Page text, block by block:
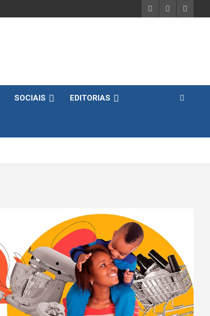
SOCIAIS EDITORIAS